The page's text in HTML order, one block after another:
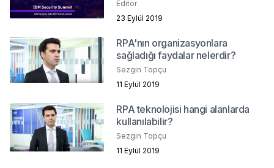
Editör
23 Eylül 2019
RPA'nın organizasyonlara
sağladığı faydalar nelerdir?
Sezgin Topçu
11 Eylül 2019
RPA teknolojisi hangi alanlarda
kullanılabilir?
Sezgin Topçu
11 Eylül 2019